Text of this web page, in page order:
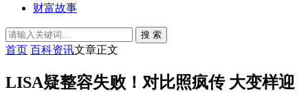
财富故事
搜 索
首页 百科资讯文章正文
LISA疑整容失败！对比照疯传 大变样迎